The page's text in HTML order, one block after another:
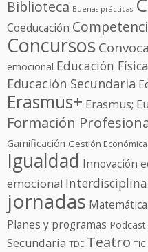
Biblioteca Buenas prácticas
Coeducación
Concursos
emocional Educación Física
Educación Secundaria
Erasmus+ Erasmus;
Formación
Gamificación Gestión Económica
Igualdad Innovación
emocional
jornadas
Planes y programas Podcast
Secundaria TDE Teatro TIC